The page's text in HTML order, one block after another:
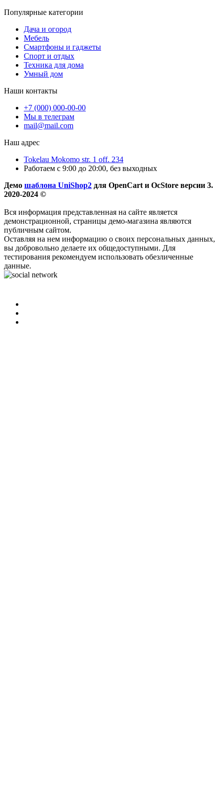
Популярные категории
Дача и огород
Мебель
Смартфоны и гаджеты
Спорт и отдых
Техника для дома
Умный дом
Наши контакты
+7 (000) 000-00-00
Мы в телеграм
mail@mail.com
Наш адрес
Tokelau Mokomo str. 1 off. 234
Работаем с 9:00 до 20:00, без выходных
Демо шаблона UniShop2 для OpenCart и OcStore версии 3.
2020-2024 ©
Вся информация представленная на сайте является
демонстрационной, страницы демо-магазина являются
публичным сайтом.
Оставляя на нем информацию о своих персональных данных,
вы добровольно делаете их общедоступными. Для
тестирования рекомендуем использовать обезличенные
данные.